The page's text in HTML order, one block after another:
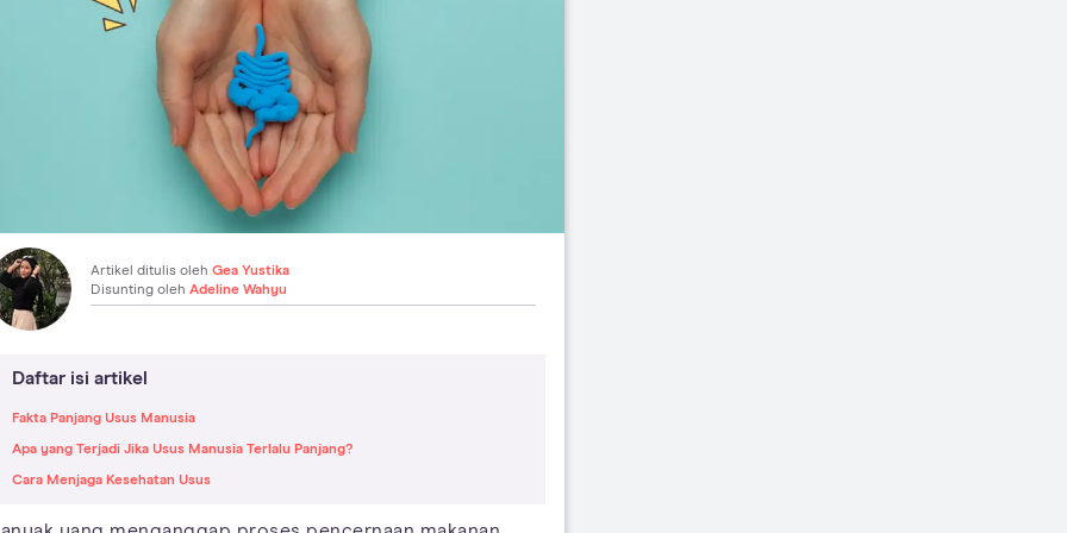
Artikel ditulis oleh Gea Yustika
Disunting oleh Adeline Wahyu
Daftar isi artikel
Fakta Panjang Usus Manusia
Apa yang Terjadi Jika Usus Manusia Terlalu Panjang?
Cara Menjaga Kesehatan Usus